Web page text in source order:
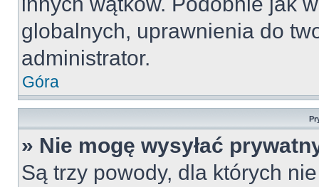
globalnych, uprawnienia do
administrator.
Góra
» Nie mogę wysyłać
Są trzy powody, dla których